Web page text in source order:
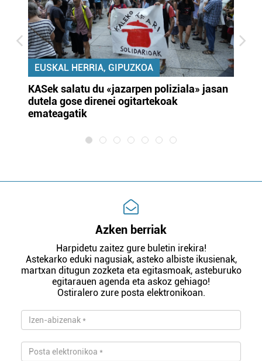
EUSKAL HERRIA, GIPUZKOA
KASek salatu du «jazarpen poliziala» jasan
dutela gose direnei ogitartekoak
emateagatik
Azken berriak
Harpidetu zaitez gure buletin irekira!
Astekarko eduki nagusiak, asteko albiste ikusienak,
martxan ditugun zozketa eta egitasmoak, asteburuko
egitarauen agenda eta askoz gehiago!
Ostiralero zure posta elektronikoan.